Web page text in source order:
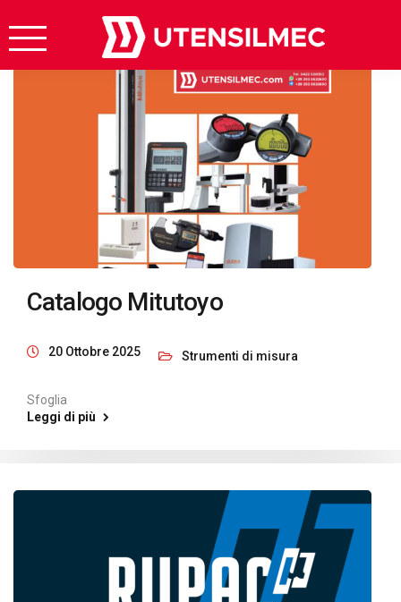
Catalogo Mitutoyo
20 Ottobre 2025 Strumenti di misura
Sfoglia
Leggi di più